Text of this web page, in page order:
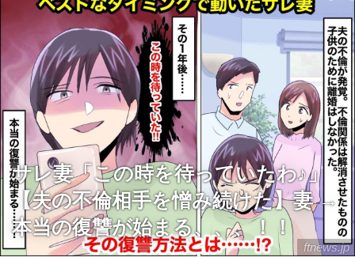
ftnews.jp
サレ妻「この時を待っていたわ♪」
【夫の不倫相手を憎み続けた】妻 →
本当の復讐が始まる、、、！！